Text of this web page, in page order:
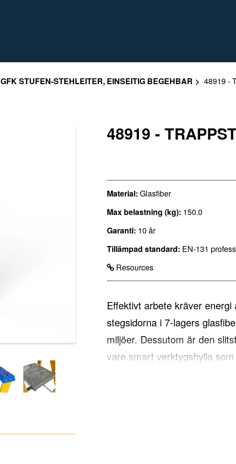
GFK STUFEN-STEHLEITER, EINSEITIG BEGEHBAR 48919 -
48919 -
Material: Glasfiber
Max belastning (kg): 150.0
Garanti: 10 år
Tillämpad standard: EN-131
Resources
Effektivt arbete kräver
stegsidorna i 7-lagers
miljöer. Dessutom är den
vare smart verktygshylla